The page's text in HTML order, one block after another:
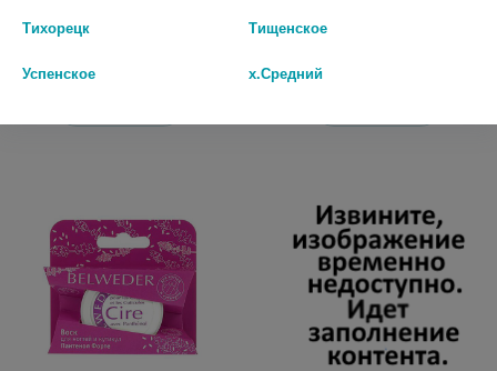
Тихорецк Тищенское
Успенское х.Средний